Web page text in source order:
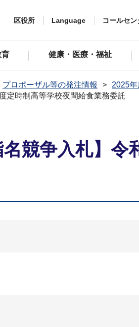
区役所 Language コールセン
育 健康・医療・福祉
プロポーザル等の発注情報 2025年
定時制高等学校夜間給食業務委託
競争入札】